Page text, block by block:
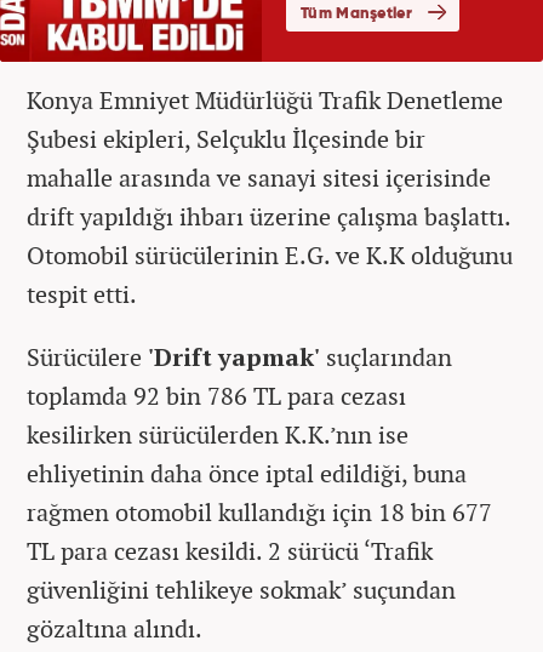
Konya Emniyet Müdürlüğü Trafik Denetleme
Şubesi ekipleri, Selçuklu İlçesinde bir
mahalle arasında ve sanayi sitesi içerisinde
drift yapıldığı ihbarı üzerine çalışma başlattı.
Otomobil sürücülerinin E.G. ve K.K olduğunu
tespit etti.
Sürücülere 'Drift yapmak' suçlarından
toplamda 92 bin 786 TL para cezası
kesilirken sürücülerden K.K.’nın ise
ehliyetinin daha önce iptal edildiği, buna
rağmen otomobil kullandığı için 18 bin 677
TL para cezası kesildi. 2 sürücü ‘Trafik
güvenliğini tehlikeye sokmak’ suçundan
gözaltına alındı.